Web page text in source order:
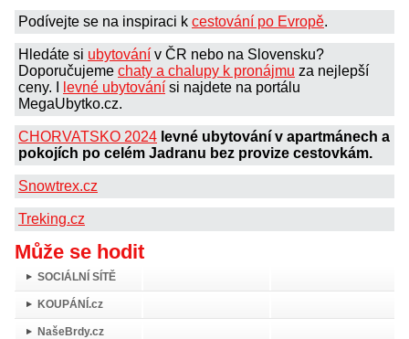
Podívejte se na inspiraci k cestování po Evropě.
Hledáte si ubytování v ČR nebo na Slovensku?
Doporučujeme chaty a chalupy k pronájmu za nejlepší
ceny. I
levné ubytování si najdete na portálu
MegaUbytko.cz.
CHORVATSKO 2024 levné ubytování v apartmánech a
pokojích po celém Jadranu bez provize cestovkám.
Snowtrex.cz
Treking.cz
Může se hodit
SOCIÁLNÍ SÍTĚ
KOUPÁNÍ.cz
NašeBrdy.cz